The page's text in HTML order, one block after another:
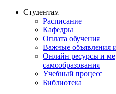
Студентам
Расписание
Кафедры
Оплата обучения
Важные объявления
Онлайн ресурсы и
самообразования
Учебный процесс
Библиотека